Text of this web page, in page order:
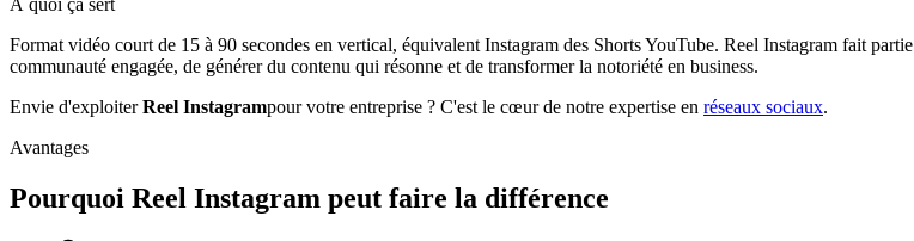
Format vidéo court de 15 à 90 secondes en vertical, équivalent Instagram des Shorts YouTube. Reel Instagram fait
communauté engagée, de générer du contenu qui résonne et de transformer la notoriété en business.
Envie d'exploiterReel Instagrampour votre entreprise ? C'est le cœur de notre expertise en réseaux sociaux.
Avantages
Pourquoi Reel Instagram peut faire la différence